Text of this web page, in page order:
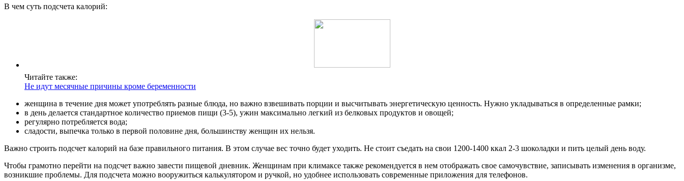
В чем суть подсчета калорий:
Читайте также:
Не идут месячные причины кроме беременности
женщина в течение дня может употреблять разные блюда, но важно взвешивать порции и высчитывать энергетическую ценность. Нужно укладываться в определенные рамки;
в день делается стандартное количество приемов пищи (3-5), ужин максимально легкий из белковых продуктов и овощей;
регулярно потребляется вода;
сладости, выпечка только в первой половине дня, большинству женщин их нельзя.
Важно строить подсчет калорий на базе правильного питания. В этом случае вес точно будет уходить. Не стоит съедать на свои 1200-1400 ккал 2-3 шоколадки и пить целый день воду.
Чтобы грамотно перейти на подсчет важно завести пищевой дневник. Женщинам при климаксе также рекомендуется в нем отображать свое самочувствие, записывать изменения в организме,
возникшие проблемы. Для подсчета можно вооружиться калькулятором и ручкой, но удобнее использовать современные приложения для телефонов.